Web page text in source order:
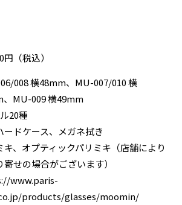
円（税込）
008 横48mm、MU-007/010 横
、MU-009 横49mm
20種
ードケース、メガネ拭き
キ、オプティックパリミキ（店舗により
寄せの場合がございます）
www.paris-
products/glasses/moomin/